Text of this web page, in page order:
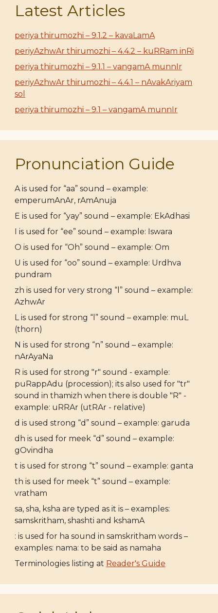
Latest Articles
periya thirumozhi – 9.1.2 – kavaLamA
periyAzhwAr thirumozhi – 4.4.2 – kuRRam inRi
periya thirumozhi – 9.1.1 – vangamA munnIr
periyAzhwAr thirumozhi – 4.4.1 – nAvakAriyam
sol
periya thirumozhi – 9.1 – vangamA munnIr
Pronunciation Guide
A is used for “aa” sound – example:
emperumAnAr, rAmAnuja
E is used for “yay” sound – example: EkAdhasi
I is used for “ee” sound – example: Iswara
O is used for “Oh” sound – example: Om
U is used for “oo” sound – example: Urdhva
pundram
zh is used for very strong “l” sound – example:
AzhwAr
L is used for strong “l” sound – example: muL
(thorn)
N is used for strong “n” sound – example:
nArAyaNa
R is used for strong "r" sound - example:
puRappAdu (procession); its also used for "tr"
sound in thamizh when there is double "R" -
example: uRRAr (utRAr - relative)
d is used strong “d” sound – example: garuda
dh is used for meek “d” sound – example:
gOvindha
t is used for strong “t” sound – example: ganta
th is used for meek “t” sound – example:
vratham
sa, sha, ksha are typed as it is – examples:
samskritham, shashti and kshamA
: is used for ha sound in samskritham words –
examples: nama: to be said as namaha
Terminologies listing at Reader's Guide